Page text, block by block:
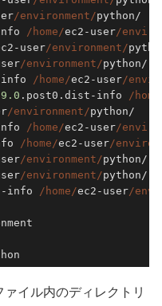
/environment/python/
/home/ec2-user/
user/environment/
/environment/python/
/home/ec2-user/
.0 .post0.dist-info
/
/environment/python/
/home/ec2-user/
/home/ec2-user/
/environment/python/
/environment/python/
info /home/ec2-user/
イル内のディレクトリ